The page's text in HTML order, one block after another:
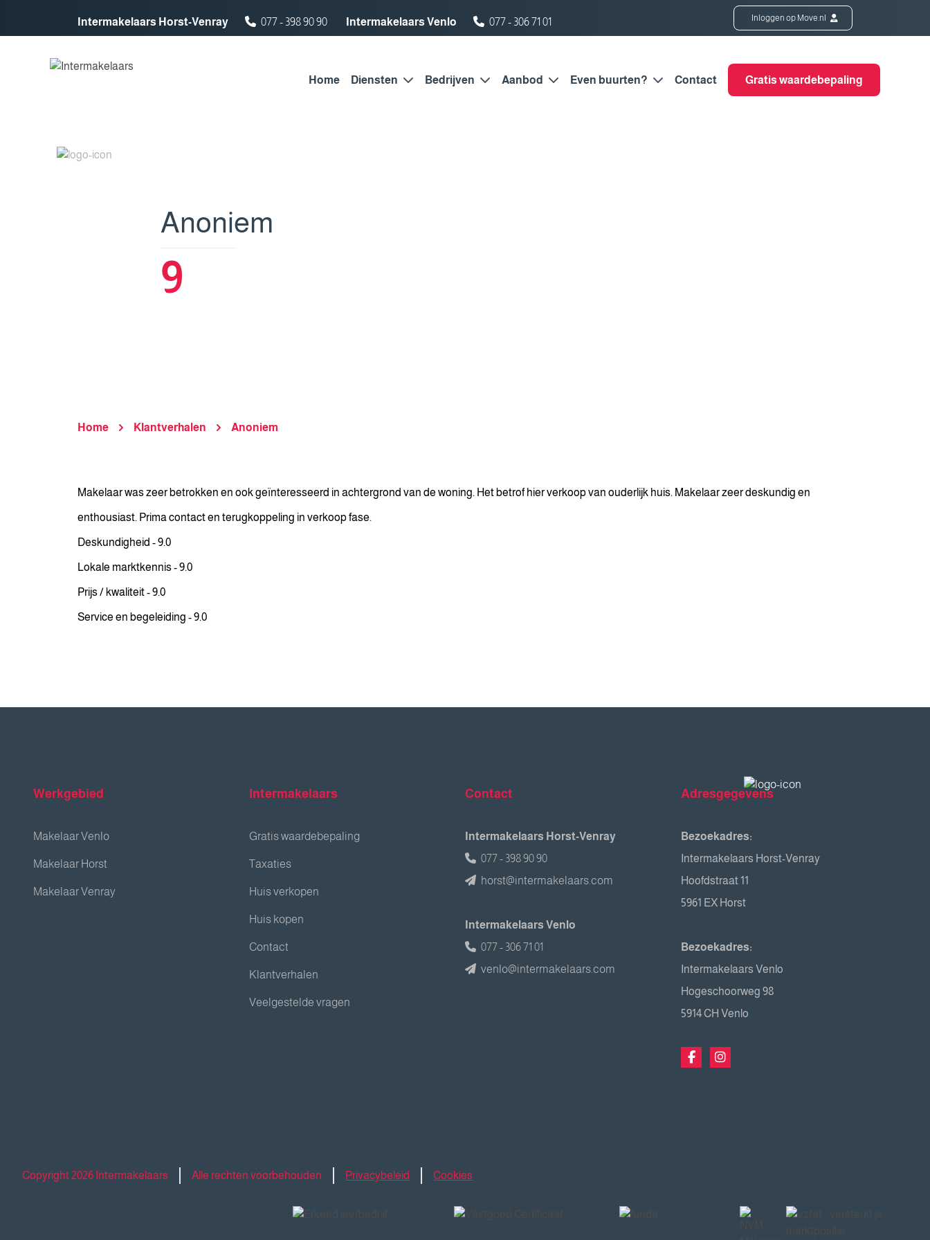
Intermakelaars Horst-Venray
077 - 398 90 90 Intermakelaars Venlo 077 - 306 71 01 Inloggen op Move.nl
Home Diensten Bedrijven Aanbod Even buurten? Contact Gratis waardebepaling
Anoniem
9
Home Klantverhalen Anoniem
Makelaar was zeer betrokken en ook geïnteresseerd in achtergrond van de woning. Het betrof hier verkoop van ouderlijk huis. Makelaar zeer deskundig en
enthousiast. Prima contact en terugkoppeling in verkoop fase.
Deskundigheid - 9.0
Lokale marktkennis - 9.0
Prijs / kwaliteit - 9.0
Service en begeleiding - 9.0
Werkgebied
Makelaar Venlo
Makelaar Horst
Makelaar Venray
Intermakelaars
Gratis waardebepaling
Taxaties
Huis verkopen
Huis kopen
Contact
Klantverhalen
Veelgestelde vragen
Contact
Intermakelaars Horst-Venray
077 - 398 90 90
horst@intermakelaars.com
Intermakelaars Venlo
077 - 306 71 01
venlo@intermakelaars.com
Adresgegevens
Bezoekadres:
Intermakelaars Horst-Venray
Hoofdstraat 11
5961 EX Horst
Bezoekadres:
Intermakelaars Venlo
Hogeschoorweg 98
5914 CH Venlo
Copyright 2026 Intermakelaars Alle rechten voorbehouden Privacybeleid Cookies